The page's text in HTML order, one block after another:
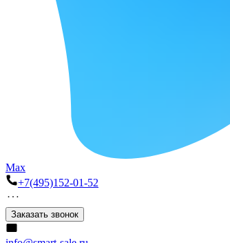
Max
+7(495)152-01-52
Заказать звонок